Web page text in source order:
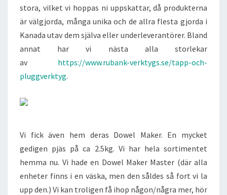
stora, vilket vi hoppas ni uppskattar, då produkterna
är välgjorda, många unika och de allra flesta gjorda i
Kanada utav dem själva eller underleverantörer. Bland
annat har vi nästa alla storlekar
av https://www.rubank-verktygs.se/tapp-och-
pluggverktyg.
Vi fick även hem deras Dowel Maker. En mycket
gedigen pjäs på ca 2.5kg. Vi har hela sortimentet
hemma nu. Vi hade en Dowel Maker Master (där alla
enheter finns i en väska, men den såldes så fort vi la
upp den.) Vi kan troligen få ihop någon/några mer, hör